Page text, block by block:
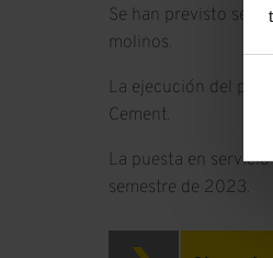
Se han previsto
molinos.
La ejecución del
Cement.
La puesta en
semestre de 2023.